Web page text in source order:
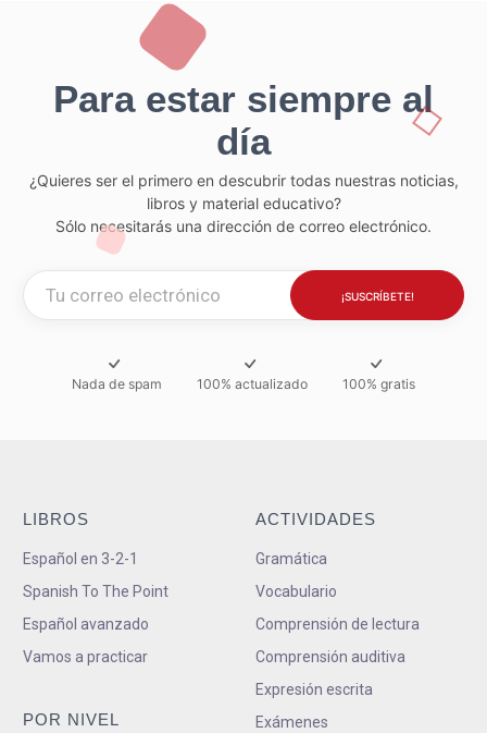
Para estar siempre al
día
¿Quieres ser el primero en descubrir todas nuestras noticias,
libros y material educativo?
Sólo necesitarás una dirección de correo electrónico.
Nada de spam 100% actualizado 100% gratis
LIBROS
Español en 3-2-1
Spanish To The Point
Español avanzado
Vamos a practicar
POR NIVEL
ACTIVIDADES
Gramática
Vocabulario
Comprensión de lectura
Comprensión auditiva
Expresión escrita
Exámenes